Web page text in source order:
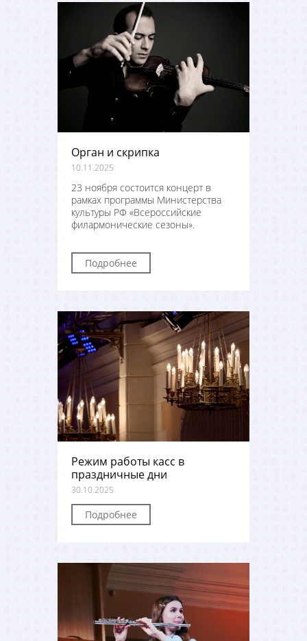
Орган и скрипка
10.11.2025
23 ноября состоится концерт в
рамках программы Министерства
культуры РФ «Всероссийские
филармонические сезоны».
Подробнее
Режим работы касс в
праздничные дни
30.10.2025
Подробнее